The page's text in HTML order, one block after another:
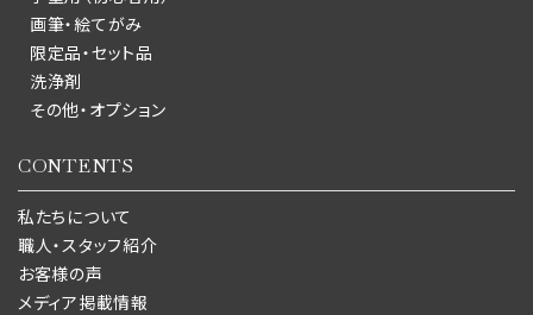
画筆・絵てがみ
限定品・セット品
洗浄剤
その他・オプション
CONTENTS
私たちについて
職人・スタッフ紹介
お客様の声
メディア掲載情報